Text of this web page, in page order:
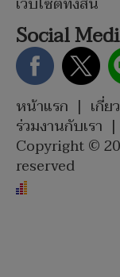
Social
หน้าแรก | เกี่
ร่วมงานกับเรา |
Copyright ©
reserved